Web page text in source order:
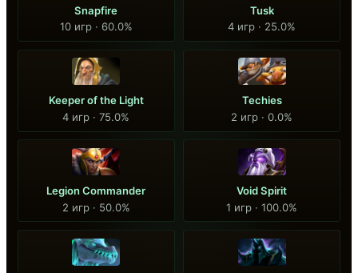
Snapfire
10 игр · 60.0%
Tusk
4 игр · 25.0%
Keeper of the Light
4 игр · 75.0%
Techies
2 игр · 0.0%
Legion Commander
2 игр · 50.0%
Void Spirit
1 игр · 100.0%